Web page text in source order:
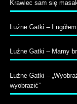
Krawiec sam się
Luźne Gatki – I
Luźne Gatki – Mamy
Luźne Gatki –
wyobrazić”